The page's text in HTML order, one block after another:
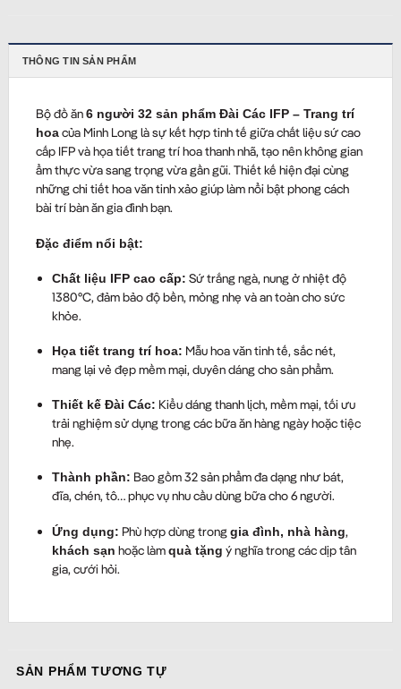
THÔNG TIN SẢN PHẨM
Bộ đồ ăn6 người 32 sản phẩm Đài Các IFP – Trang trí
hoacủa Minh Long là sự kết hợp tinh tế giữa chất liệu sứ cao
cấp IFP và họa tiết trang trí hoa thanh nhã, tạo nên không gian
ẩm thực vừa sang trọng vừa gần gũi. Thiết kế hiện đại cùng
những chi tiết hoa văn tinh xảo giúp làm nổi bật phong cách
bài trí bàn ăn gia đình bạn.
Đặc điểm nổi bật:
Chất liệu IFP cao cấp: Sứ trắng ngà, nung ở nhiệt độ
1380°C, đảm bảo độ bền, mỏng nhẹ và an toàn cho sức
khỏe.
Họa tiết trang trí hoa: Mẫu hoa văn tinh tế, sắc nét,
mang lại vẻ đẹp mềm mại, duyên dáng cho sản phẩm.
Thiết kế Đài Các: Kiểu dáng thanh lịch, mềm mại, tối ưu
trải nghiệm sử dụng trong các bữa ăn hàng ngày hoặc tiệc
nhẹ.
Thành phần: Bao gồm 32 sản phẩm đa dạng như bát,
đĩa, chén, tô… phục vụ nhu cầu dùng bữa cho 6 người.
Ứng dụng: Phù hợp dùng tronggia đình, nhà hàng,
khách sạn hoặc làmquà tặng ý nghĩa trong các dịp tân
gia, cưới hỏi.
SẢN PHẨM TƯƠNG TỰ